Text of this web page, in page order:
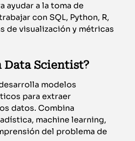
ayudar a la toma de
con SQL, Python, R,
de visualización y métricas
Data Scientist?
modelos
para extraer
datos. Combina
machine learning,
del problema de